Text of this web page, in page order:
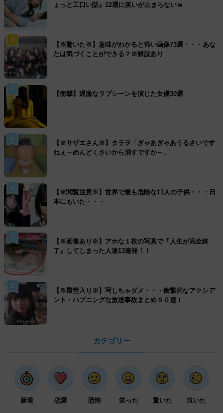
ょっと工口い話』12選に笑いが止まらないｗ
3
【※驚いた※】意味がわかると怖い画像73選・・・あな
たは気づくことができる？※解説あり
4
【衝撃】過激なラブシーンを演じた女優30選
5
【※サザエさん※】タラヲ「ぎゃあぎゃあうるさいです
ねぇ～めんどくさいから消すですか～」
6
【※閲覧注意※】世界で最も危険な11人の子供・・・日
本にもいた・・・
7
【※画像あり※】アホな１枚の写真で『人生が完全終
了』してしまった人達13連発！！
8
【※殿堂入り※】写しちゃダメ・・・衝撃的なアクシデ
ント・ハプニングな放送事故まとめ５０選！
カテゴリー
新着 恋愛 恐怖 笑った 驚いた 泣いた